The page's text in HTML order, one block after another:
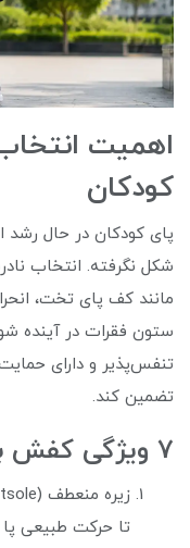
اهمیت
کودکان
پای کودکان در حال رشد
شکل نگرفته. انتخاب
مانند کف پای تخت،
ستون فقرات در آینده
تنفس‌پذیر و دارای
تضمین کند.
7 ویژگی‌ کفش بچگانه استاندارد
تا حرکت طبیعی پا